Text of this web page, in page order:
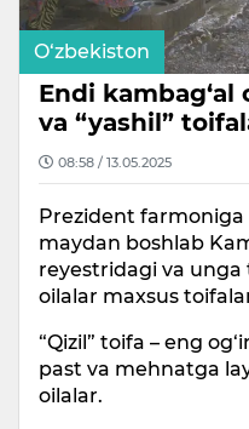
O‘zbekiston
Endi kambag‘al
va “yashil”
08:58 / 13.05.2025
Prezident farmoniga
maydan boshlab
reyestridagi va unga
oilalar maxsus
“Qizil” toifa – eng
past va mehnatga
oilalar.